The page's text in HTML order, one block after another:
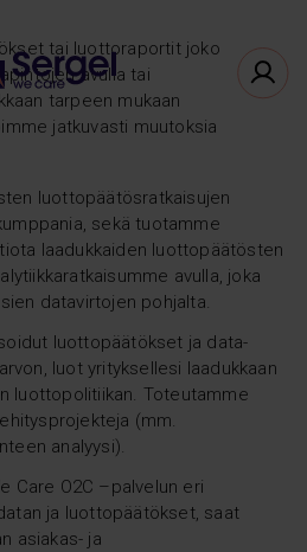
tai luottoraportit joko
avulla tai
tarpeen mukaan
jatkuvasti muutoksia
luottopäätösratkaisujen
sekä tuotamme
laadukkaiden luottopäätösten
avulla, joka
datavirtojen pohjalta.
luottopäätökset ja data-
luot yrityksellesi laadukkaan
luottopolitiikan. Toteutamme
(mm.
analyysi).
Care O2C –palvelun eri
ja luottopäätökset, saat
asiakas- ja